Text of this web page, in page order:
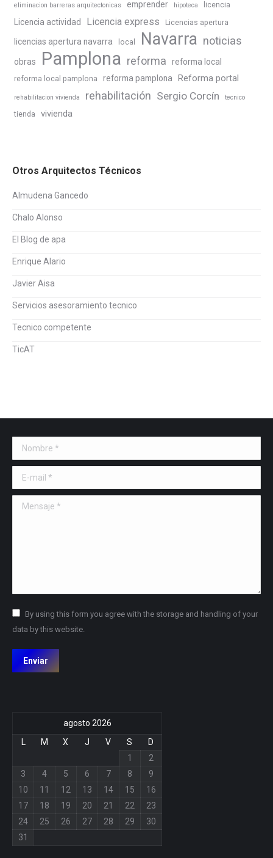
eliminacion barreras arquitectonicas emprender hipoteca licencia
Licencia actividad Licencia express Licencias apertura
licencias apertura navarra local Navarra noticias
obras Pamplona reforma reforma local
reforma local pamplona reforma pamplona Reforma portal
rehabilitacion vivienda rehabilitación Sergio Corcín tecnico
tienda vivienda
Otros Arquitectos Técnicos
Almudena Gancedo
Chalo Alonso
El Blog de apa
Enrique Alario
Javier Aisa
Servicios asesoramiento tecnico
Tecnico competente
TicAT
Nombre *
E-mail *
Mensaje *
By using this form you agree with the storage and handling of your
data by this website.
Enviar
agosto 2026
L
M X J V S
D
1
2
3
4 5 6 7 8
9
10
11 12 13 14 15
16
17
18 19 20 21 22
23
24
25 26 27 28 29
30
31